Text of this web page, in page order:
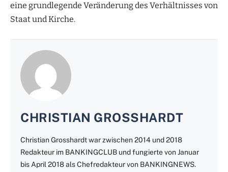
eine grundlegende Veränderung des Verhältnisses von
Staat und Kirche.
CHRISTIAN GROSSHARDT
Christian Grosshardt war zwischen 2014 und 2018
Redakteur im BANKINGCLUB und fungierte von Januar
bis April 2018 als Chefredakteur von BANKINGNEWS.